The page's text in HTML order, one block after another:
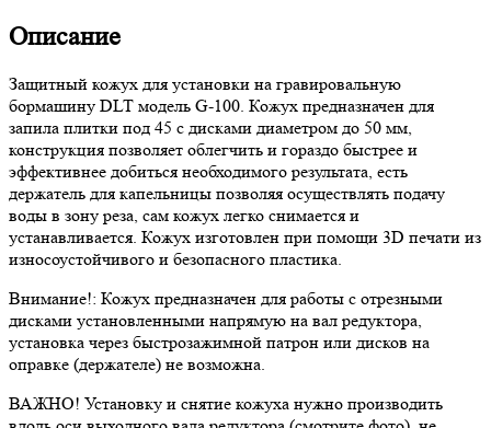
Описание
Защитный кожух для установки на гравировальную
бормашину DLT модель G-100. Кожух предназначен для
запила плитки под 45 с дисками диаметром до 50 мм,
конструкция позволяет облегчить и гораздо быстрее и
эффективнее добиться необходимого результата, есть
держатель для капельницы позволяя осуществлять подачу
воды в зону реза, сам кожух легко снимается и
устанавливается. Кожух изготовлен при помощи 3D печати из
износоустойчивого и безопасного пластика.
Внимание!: Кожух предназначен для работы с отрезными
дисками установленными напрямую на вал редуктора,
установка через быстрозажимной патрон или дисков на
оправке (держателе) не возможна.
ВАЖНО! Установку и снятие кожуха нужно производить